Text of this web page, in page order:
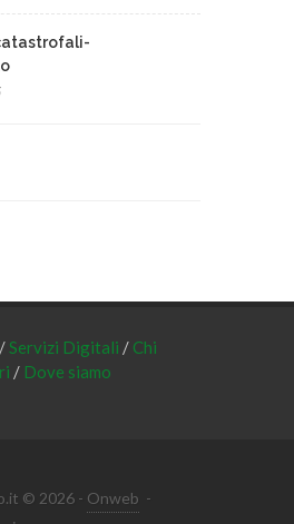
/Servizi Digitali / Chi
/ Dove siamo
© 2026 - Onweb -